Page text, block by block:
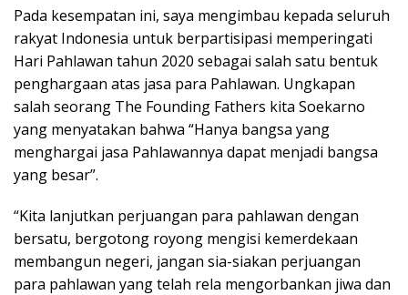
Pada kesempatan ini, saya mengimbau kepada seluruh
rakyat Indonesia untuk berpartisipasi memperingati
Hari Pahlawan tahun 2020 sebagai salah satu bentuk
penghargaan atas jasa para Pahlawan. Ungkapan
salah seorang The Founding Fathers kita Soekarno
yang menyatakan bahwa “Hanya bangsa yang
menghargai jasa Pahlawannya dapat menjadi bangsa
yang besar”.
“Kita lanjutkan perjuangan para pahlawan dengan
bersatu, bergotong royong mengisi kemerdekaan
membangun negeri, jangan sia-siakan perjuangan
para pahlawan yang telah rela mengorbankan jiwa dan